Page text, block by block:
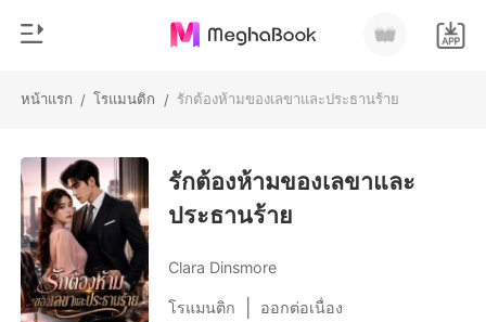
หน้าแรก / โรแมนติก / รักต้องห้ามของเลขาและประธานร้าย
เติมเงิน
ประวัติการอ่าน
ออกจากระบบ
หมวดหมู่
สมัยใหม่
ประวัติศาสตร์
โรแมนติก
รักต้องห้ามของเลขาและ
ประธานร้าย
Clara Dinsmore
โรแมนติก ออกต่อเนื่อง